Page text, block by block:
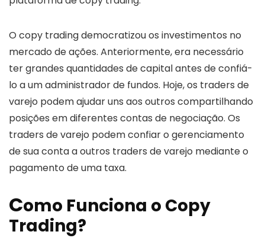
O copy trading democratizou os investimentos no
mercado de ações. Anteriormente, era necessário
ter grandes quantidades de capital antes de confiá-
lo a um administrador de fundos. Hoje, os traders de
varejo podem ajudar uns aos outros compartilhando
posições em diferentes contas de negociação. Os
traders de varejo podem confiar o gerenciamento
de sua conta a outros traders de varejo mediante o
pagamento de uma taxa.
Como Funciona o Copy
Trading?